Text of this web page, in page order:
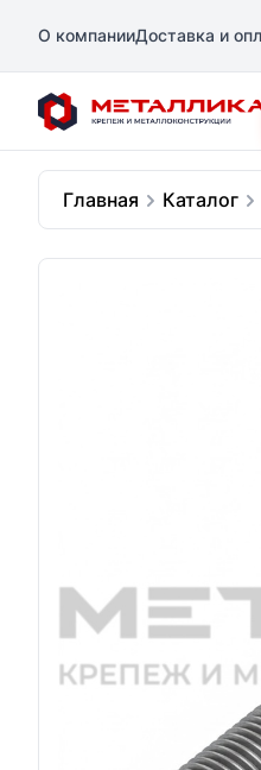
О компанииДоставка и
Главная Каталог